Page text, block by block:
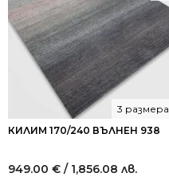
КИЛИМ 170/240 ВЪЛНЕН 938
3 размера
949.00 € / 1,856.08 лв.